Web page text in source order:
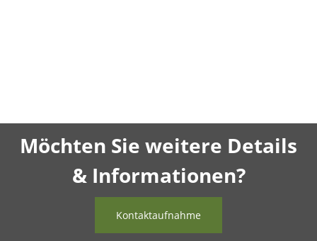
Möchten Sie weitere Details
& Informationen?
Kontaktaufnahme